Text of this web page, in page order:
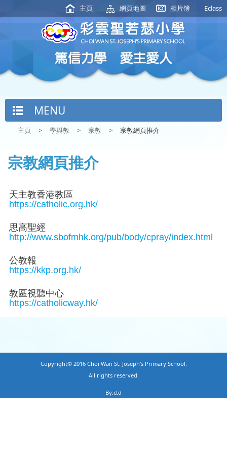
主頁 網頁地圖 相片簿 Eclass
MENU
主頁 > 學與教 > 宗教 > 宗教網頁推介
宗教網頁推介
天主教香港教區
https://catholic.org.hk/
思高聖經
http://www.sbofmhk.org/pub/body/cpray/index.html
公教報
https://kkp.org.hk/
教區視聽中心
https://catholicway.hk/
Copyright© 2016 Choi Wan St. Joseph's Primary School.
All rights reserved.
By:ctd